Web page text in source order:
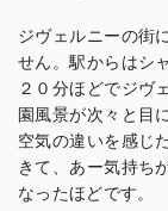
ジヴェルニーの街
せん。駅からはシ
２０分ほどでジヴ
園風景が次々と目
空気の違いを感じ
きて、あー気持ち
なったほどです。